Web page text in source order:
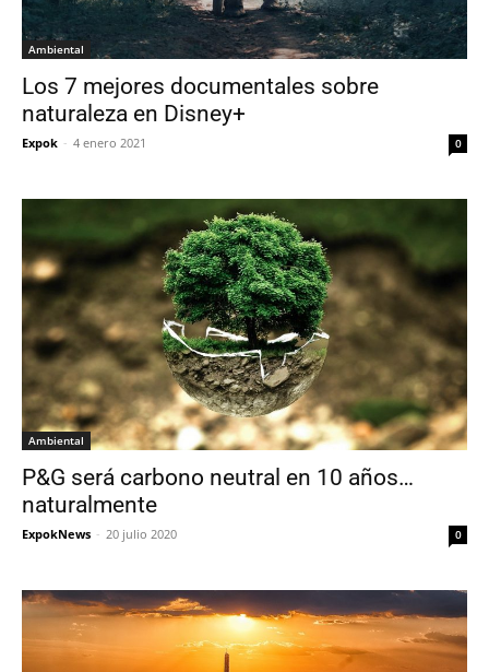
Ambiental
Los 7 mejores documentales sobre
naturaleza en Disney+
Expok - 4 enero 2021 0
Ambiental
P&G será carbono neutral en 10 años…
naturalmente
ExpokNews - 20 julio 2020 0